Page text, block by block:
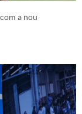
a nou